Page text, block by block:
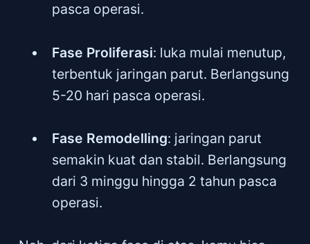
pasca operasi.
Fase Proliferasi: luka mulai menutup,
terbentuk jaringan parut. Berlangsung
5-20 hari pasca operasi.
Fase Remodelling: jaringan parut
semakin kuat dan stabil. Berlangsung
dari 3 minggu hingga 2 tahun pasca
operasi.